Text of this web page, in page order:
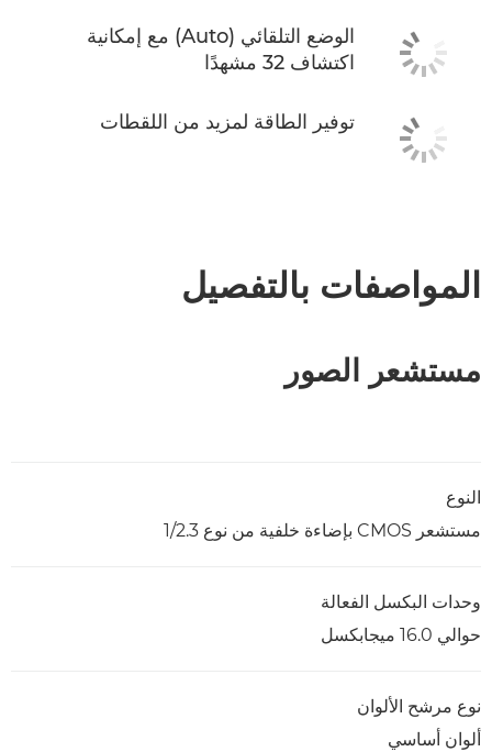
الوضع التلقائي (Auto) مع إمكانية
اكتشاف 32 مشهدًا
توفير الطاقة لمزيد من اللقطات
المواصفات بالتفصيل
مستشعر الصور
النوع
مستشعر CMOS بإضاءة خلفية من نوع 1/2.3
وحدات البكسل الفعالة
حوالي 16.0 ميجابكسل
نوع مرشح الألوان
ألوان أساسي